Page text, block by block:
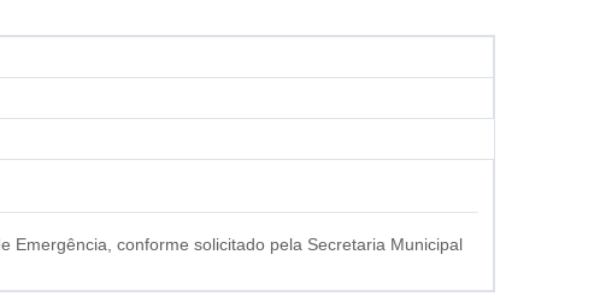
Emergência, conforme solicitado pela Secretaria Municipal